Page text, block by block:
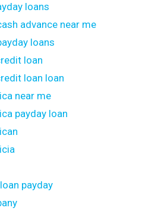
loans
advance near me
loans
loan
loan loan
near me
payday loan
payday